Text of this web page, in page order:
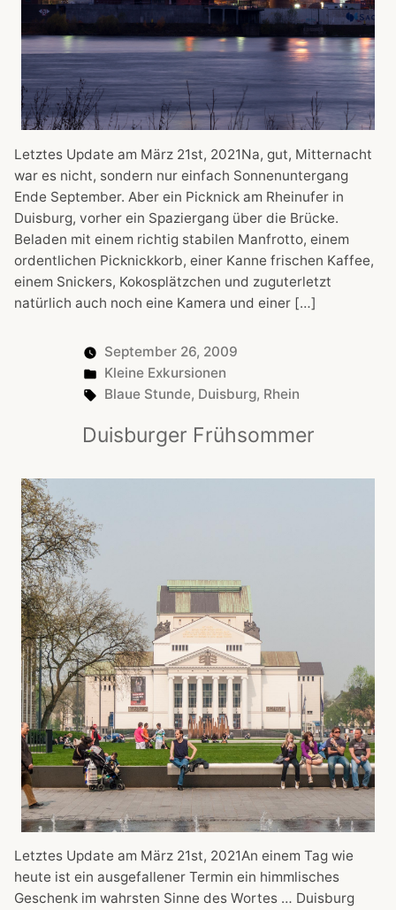
Letztes Update am März 21st, 2021Na, gut, Mitternacht
war es nicht, sondern nur einfach Sonnenuntergang
Ende September. Aber ein Picknick am Rheinufer in
Duisburg, vorher ein Spaziergang über die Brücke.
Beladen mit einem richtig stabilen Manfrotto, einem
ordentlichen Picknickkorb, einer Kanne frischen Kaffee,
einem Snickers, Kokosplätzchen und zuguterletzt
natürlich auch noch eine Kamera und einer […]
September 26, 2009
Posted
in
Kleine Exkursionen
Tags:
Blaue Stunde, Duisburg, Rhein
Duisburger Frühsommer
Letztes Update am März 21st, 2021An einem Tag wie
heute ist ein ausgefallener Termin ein himmlisches
Geschenk im wahrsten Sinne des Wortes … Duisburg